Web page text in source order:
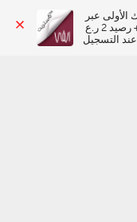
عند التسجيل